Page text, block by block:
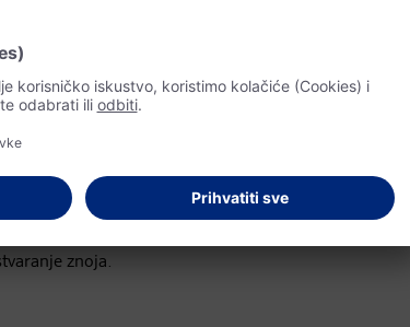
– pri čemu ulogu igra i način pripreme. U
meso srne i jelena, kao i sve vrste roštiljskog
i kuhanjem dobiti svojstvo zagrijavanja. Za
je komorač, slatki krompir, hokaido tikva, te
luk i kestenje. Tu su još i salama, piletina,
ribe. Kao i brojni začini, između ostalog peršun,
omiljen upravo u Božićnom periodu.
znoja.